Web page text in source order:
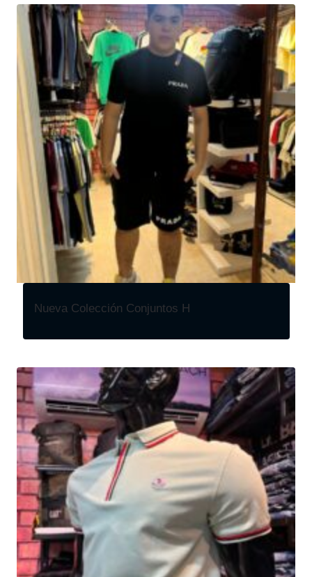
Nueva Colección Conjuntos H